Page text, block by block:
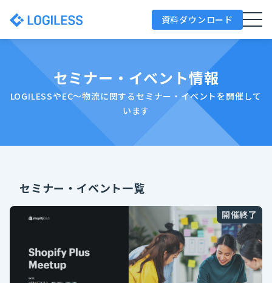
資料ダウンロード
セミナー・イベント情報
LOGILESSやEC～物流に関するセミナー・イベントを開催して
います
セミナー・イベント一覧
開催終了